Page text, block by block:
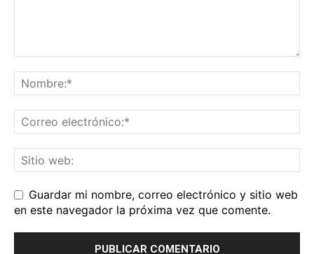
Guardar mi nombre, correo electrónico y sitio web
en este navegador la próxima vez que comente.